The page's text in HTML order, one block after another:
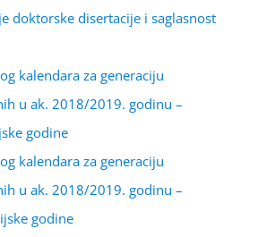
doktorske disertacije i saglasnost
kalendara za generaciju
u ak. 2018/2019. godinu –
godine
kalendara za generaciju
u ak. 2018/2019. godinu –
godine